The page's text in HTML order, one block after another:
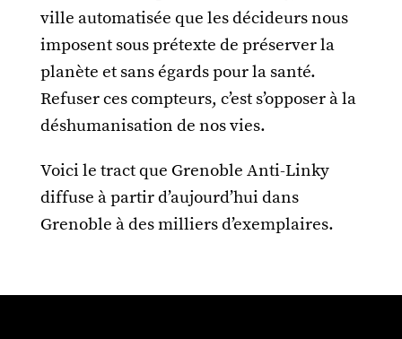
ville automatisée que les décideurs nous
imposent sous prétexte de préserver la
planète et sans égards pour la santé.
Refuser ces compteurs, c’est s’opposer à la
déshumanisation de nos vies.
Voici le tract que Grenoble Anti-Linky
diffuse à partir d’aujourd’hui dans
Grenoble à des milliers d’exemplaires.